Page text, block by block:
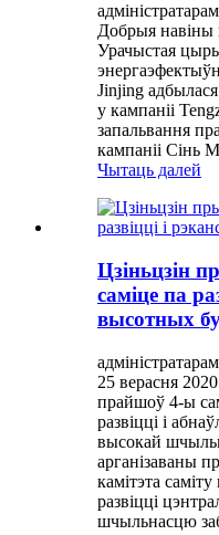
Добрыя навіны
Урачыстая
Jinjing
у кампаніі
запальвання
кампаніі Сінь
Чытаць далей
Цзіньцзін
саміце па
высотных
25 верасня
прайшоў 4-ы
развіцці і
высокай
арганізаваны
камітэта
развіцці
шчыльнасцю